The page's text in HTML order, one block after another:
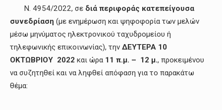
Ν. 4954/2022, σε διά περιφοράς κατεπείγουσα
συνεδρίαση (με ενημέρωση και ψηφοφορία των μελών
μέσω μηνύματος ηλεκτρονικού ταχυδρομείου ή
τηλεφωνικής επικοινωνίας), την ΔΕΥΤΕΡΑ 10
ΟΚΤΩΒΡΙΟΥ 2022 και ώρα 11 π.μ. – 12 μ., προκειμένου
να συζητηθεί και να ληφθεί απόφαση για το παρακάτω
θέμα: